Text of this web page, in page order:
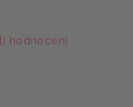
hodnocení